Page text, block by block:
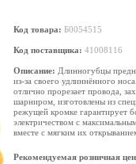
Код товара: Б0054515
Код поставщика: 41008116
Описание: Длинногубцы
из-за своего удлиннённого
отлично прорезает провода,
шарниром, изготовлены из
режущей кромке гарантирует
электричеством с
вместе с мягким их
Рекомендуемая розничная